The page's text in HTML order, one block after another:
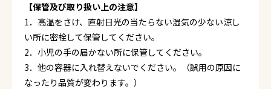
【保管及び取り扱い上の注意】
1．高温をさけ、直射日光の当たらない湿気の少ない涼し
い所に密栓して保管してください。
2．小児の手の届かない所に保管してください。
3．他の容器に入れ替えないでください。（誤用の原因に
なったり品質が変わります。）